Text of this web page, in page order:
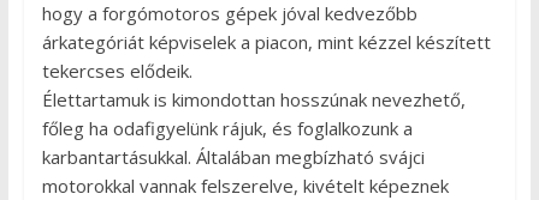
hogy a forgómotoros gépek jóval kedvezőbb
árkategóriát képviselek a piacon, mint kézzel készített
tekercses elődeik.
Élettartamuk is kimondottan hosszúnak nevezhető,
főleg ha odafigyelünk rájuk, és foglalkozunk a
karbantartásukkal. Általában megbízható svájci
motorokkal vannak felszerelve, kivételt képeznek